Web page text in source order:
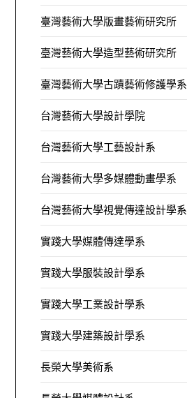
臺灣藝術大學版畫藝術研究所
臺灣藝術大學造型藝術研究所
臺灣藝術大學古蹟藝術修護學系
台灣藝術大學設計學院
台灣藝術大學工藝設計系
台灣藝術大學多媒體動畫學系
台灣藝術大學視覺傳達設計學系
實踐大學媒體傳達學系
實踐大學服裝設計學系
實踐大學工業設計學系
實踐大學建築設計學系
長榮大學美術系